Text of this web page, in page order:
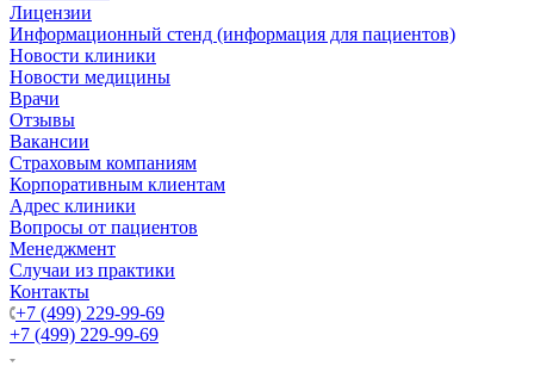
Лицензии
Информационный стенд (информация для пациентов)
Новости клиники
Новости медицины
Врачи
Отзывы
Вакансии
Страховым компаниям
Корпоративным клиентам
Адрес клиники
Вопросы от пациентов
Менеджмент
Случаи из практики
Контакты
+7 (499) 229-99-69
+7 (499) 229-99-69